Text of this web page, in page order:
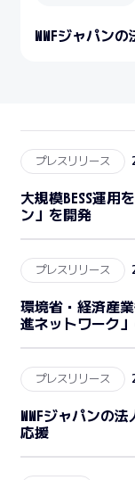
WWFジャパン
プレスリリース
大規模BESS運用
ン」を開発
プレスリリース
環境省・経済産
進ネットワーク
プレスリリース
WWFジャパンの
応援